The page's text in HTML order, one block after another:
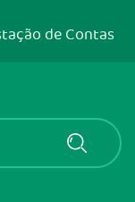
de Contas